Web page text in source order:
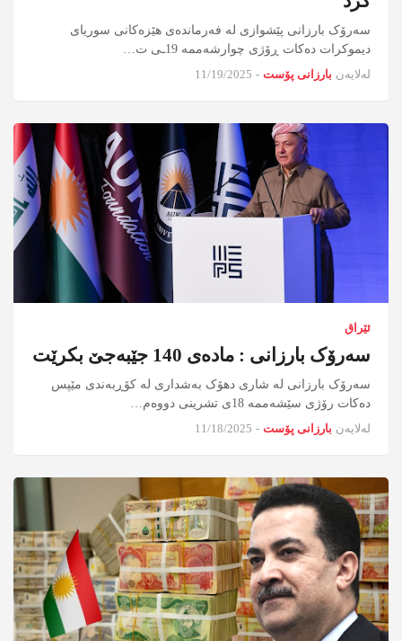
سەرۆک بارزانی پێشوازی لە فەرماندەی هێزەکانی سوریای
دیموکرات دەکات ڕۆژی چوارشەممە 19ـی ت…
لەلایەن بارزانی پۆست -
11/19/2025
ئێراق
سەرۆک بارزانی : مادەی 140 جێبەجێ بکرێت
سەرۆک بارزانی لە شاری دهۆک بەشداری لە کۆڕبەندی مێپس
دەکات رۆژی سێشەممە 18ی تشرینی دووەم…
لەلایەن بارزانی پۆست -
11/18/2025